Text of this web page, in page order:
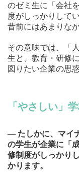
のゼミ生に「会社
度がしっかりして
昔前にはあまりな
その意味では、「
生と、教育・研修
図りたい企業の思
「やさしい」
― たしかに、マイ
の学生が企業に「
修制度がしっかり
かります。